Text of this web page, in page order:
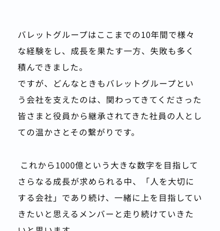
バレットグループはここまでの10年間で様々
な経験をし、成長を果たす一方、失敗も多く
積んできました。
ですが、どんなときもバレットグループとい
う会社を支えたのは、関わってきてくださった
皆さまと役員から継承されてきた社員の人とし
ての温かさとその繋がりです。
これから1000億という大きな数字を目指して
さらなる成長が求められる中、「人を大切に
する会社」であり続け、一緒に上を目指してい
きたいと思えるメンバーと走り続けていきた